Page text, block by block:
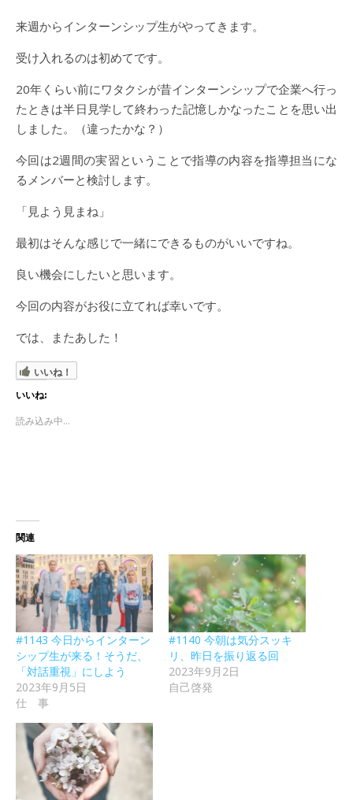
来週からインターンシップ生がやってきます。
受け入れるのは初めてです。
20年くらい前にワタクシが昔インターンシップで企業へ行っ
たときは半日見学して終わった記憶しかなったことを思い出
しました。（違ったかな？）
今回は2週間の実習ということで指導の内容を指導担当にな
るメンバーと検討します。
「見よう見まね」
最初はそんな感じで一緒にできるものがいいですね。
良い機会にしたいと思います。
今回の内容がお役に立てれば幸いです。
では、またあした！
いいね！
いいね:
読み込み中...
関連
#1143 今日からインターン
シップ生が来る！そうだ、
「対話重視」にしよう
2023年9月5日
仕 事
#1140 今朝は気分スッキ
リ、昨日を振り返る回
2023年9月2日
自己啓発